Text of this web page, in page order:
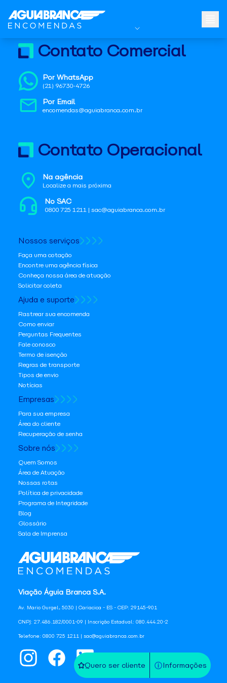
Quero ser cliente Informações
Viação Águia Branca S.A.
Av. Mario Gurgel, 5030 | Cariacica - ES - CEP: 29145-901
CNPJ: 27.486.182/0001-09 | Inscrição Estadual: 080.444.20-2
Telefone: 0800 725 1211 | sac@aguiabranca.com.br
Contato Comercial
Por WhatsApp
(21) 96730-4726
Por Email
encomendas@aguiabranca.com.br
Contato Operacional
Na agência
Localize a mais próxima
No SAC
0800 725 1211 | sac@aguiabranca.com.br
Nossos serviços
Faça uma cotação
Encontre uma agência física
Conheça nossa área de atuação
Solicitar coleta
Ajuda e suporte
Rastrear sua encomenda
Como enviar
Perguntas Frequentes
Fale conosco
Termo de isenção
Regras de transporte
Tipos de envio
Notícias
Empresas
Para sua empresa
Área do cliente
Recuperação de senha
Sobre nós
Quem Somos
Área de Atuação
Nossas rotas
Política de privacidade
Programa de Integridade
Blog
Glossário
Sala de Imprensa